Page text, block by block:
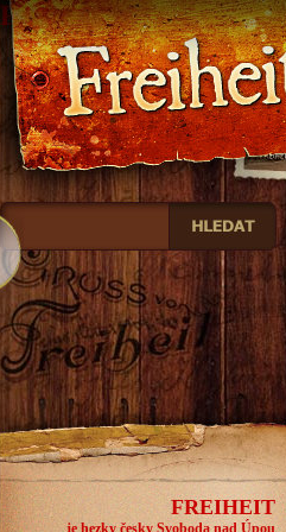
Freiheit
FREIHEIT
je hezky česky Svoboda nad Úpou